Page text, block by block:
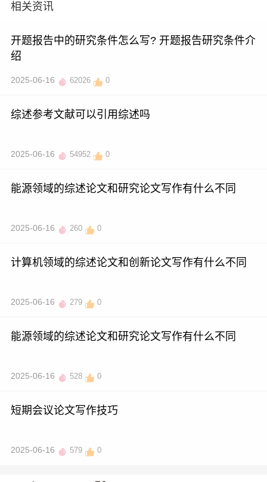
相关资讯
开题报告中的研究条件怎么写? 开题报告研究条件介
绍
2025-06-16 62026 0
综述参考文献可以引用综述吗
2025-06-16 54952 0
能源领域的综述论文和研究论文写作有什么不同
2025-06-16 260 0
计算机领域的综述论文和创新论文写作有什么不同
2025-06-16 279 0
能源领域的综述论文和研究论文写作有什么不同
2025-06-16 528 0
短期会议论文写作技巧
2025-06-16 579 0